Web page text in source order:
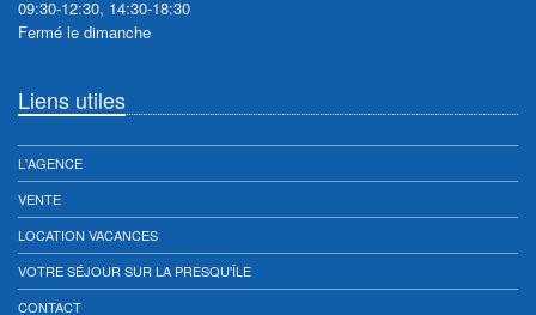
09:30-12:30, 14:30-18:30
Fermé le dimanche
Liens utiles
L'AGENCE
VENTE
LOCATION VACANCES
VOTRE SÉJOUR SUR LA PRESQU'ÎLE
CONTACT